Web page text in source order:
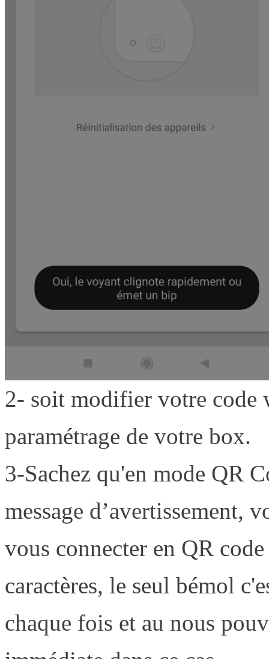
2- soit modifier votre code
paramétrage de votre box.
3-Sachez qu'en mode QR
message d’avertissement,
vous connecter en QR
caractères, le seul bémol
chaque fois et au nous